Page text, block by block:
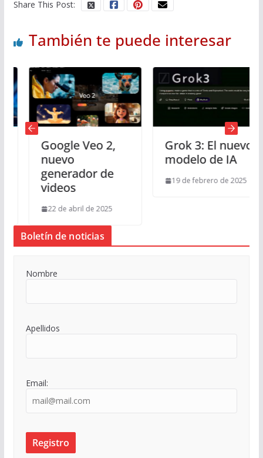
Share This Post:
También te puede interesar
Google Veo 2,
nuevo
generador de
videos
22 de abril de 2025
Grok 3: El nuevo
modelo de IA
19 de febrero de 2025
Boletín de noticias
Nombre
Apellidos
Email: